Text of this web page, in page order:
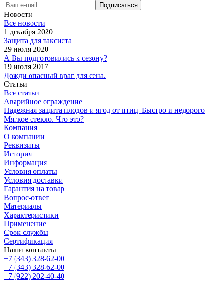
Новости
Все новости
1 декабря 2020
Защита для таксиста
29 июля 2020
А Вы подготовились к сезону?
19 июля 2017
Дожди опасный враг для сена.
Статьи
Все статьи
Аварийное ограждение
Надежная защита плодов и ягод от птиц. Быстро и недорого
Мягкое стекло. Что это?
Компания
О компании
Реквизиты
История
Информация
Условия оплаты
Условия доставки
Гарантия на товар
Вопрос-ответ
Материалы
Характеристики
Применение
Срок службы
Сертификация
Наши контакты
+7 (343) 328-62-00
+7 (343) 328-62-00
+7 (922) 202-40-40